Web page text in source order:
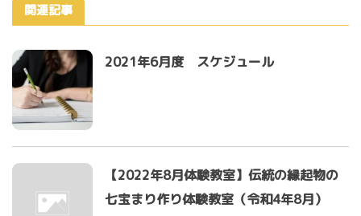
関連記事
2021年6月度 スケジュール
【2022年8月体験教室】伝統の縁起物の
七宝まり作り体験教室（令和4年8月）